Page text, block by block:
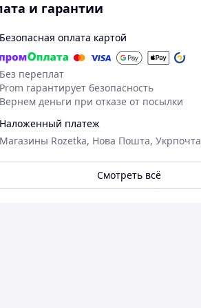
и гарантии
Безопасная оплата картой
Без переплат
Prom гарантирует безопасность
Вернем деньги при отказе от посылки
Наложенный платеж
Магазины Rozetka, Нова Пошта, Укрпочта
Смотреть всё